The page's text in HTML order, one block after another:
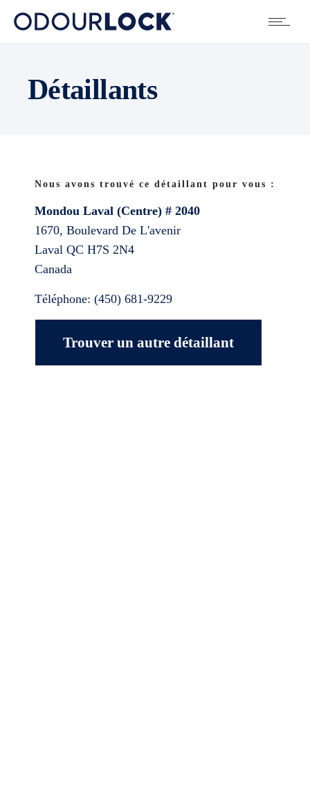
Détaillants
Nous avons trouvé ce détaillant pour vous :
Mondou Laval (Centre) # 2040
1670, Boulevard De L'avenir
Laval QC H7S 2N4
Canada
Téléphone: (450) 681-9229
Trouver un autre détaillant